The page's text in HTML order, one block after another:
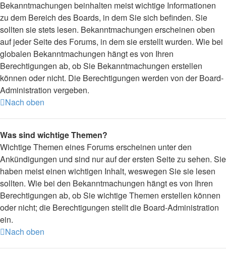
Bekanntmachungen beinhalten meist wichtige Informationen
zu dem Bereich des Boards, in dem Sie sich befinden. Sie
sollten sie stets lesen. Bekanntmachungen erscheinen oben
auf jeder Seite des Forums, in dem sie erstellt wurden. Wie bei
globalen Bekanntmachungen hängt es von Ihren
Berechtigungen ab, ob Sie Bekanntmachungen erstellen
können oder nicht. Die Berechtigungen werden von der Board-
Administration vergeben.
Nach oben
Was sind wichtige Themen?
Wichtige Themen eines Forums erscheinen unter den
Ankündigungen und sind nur auf der ersten Seite zu sehen. Sie
haben meist einen wichtigen Inhalt, weswegen Sie sie lesen
sollten. Wie bei den Bekanntmachungen hängt es von Ihren
Berechtigungen ab, ob Sie wichtige Themen erstellen können
oder nicht; die Berechtigungen stellt die Board-Administration
ein.
Nach oben